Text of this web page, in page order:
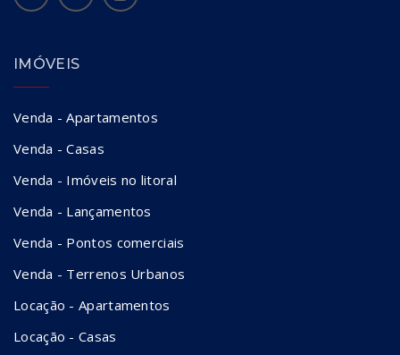
IMÓVEIS
Venda - Apartamentos
Venda - Casas
Venda - Imóveis no litoral
Venda - Lançamentos
Venda - Pontos comerciais
Venda - Terrenos Urbanos
Locação - Apartamentos
Locação - Casas